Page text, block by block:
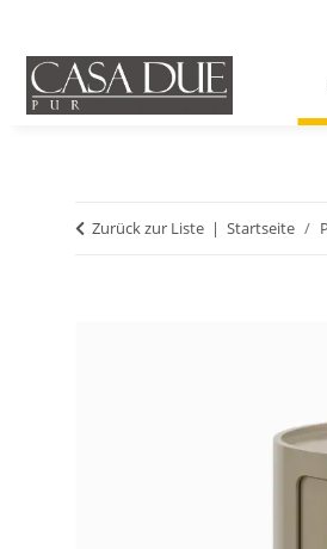
Zurück zur Liste Startseite